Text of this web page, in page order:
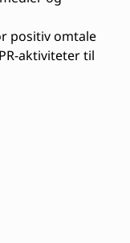
positiv omtale
aktiviteter til